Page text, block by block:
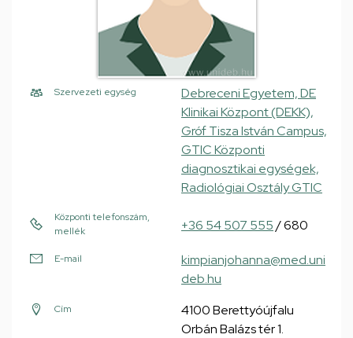
Szervezeti egység
Debreceni Egyetem, DE
Klinikai Központ (DEKK),
Gróf Tisza István Campus,
GTIC Központi
diagnosztikai egységek,
Radiológiai Osztály GTIC
Központi telefonszám,
mellék
+36 54 507 555/ 680
E-mail
kimpianjohanna@med.uni
deb.hu
Cím
4100 Berettyóújfalu
Orbán Balázs tér 1.